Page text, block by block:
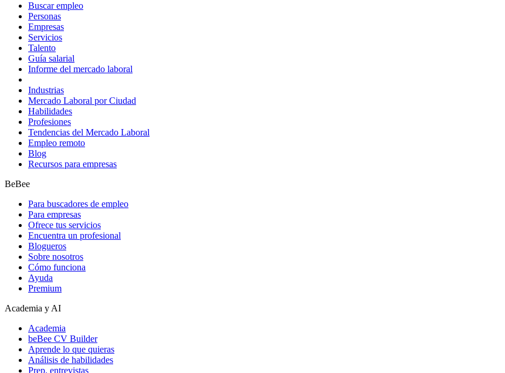
Buscar empleo
Personas
Empresas
Servicios
Talento
Guía salarial
Informe del mercado laboral
Industrias
Mercado Laboral por Ciudad
Habilidades
Profesiones
Tendencias del Mercado Laboral
Empleo remoto
Blog
Recursos para empresas
BeBee
Para buscadores de empleo
Para empresas
Ofrece tus servicios
Encuentra un profesional
Blogueros
Sobre nosotros
Cómo funciona
Ayuda
Premium
Academia y AI
Academia
beBee CV Builder
Aprende lo que quieras
Análisis de habilidades
Prep. entrevistas